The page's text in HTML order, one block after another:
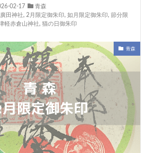
02-17
青森
廣田神社, 2月限定御朱印, 如月限定御朱印, 節分限
軽赤倉山神社, 猫の日御朱印
青森